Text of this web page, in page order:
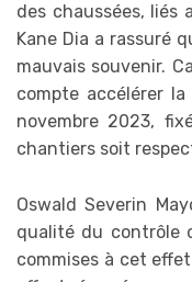
des chaussées, liés
Kane Dia a rassuré
mauvais souvenir.
compte accélérer
novembre 2023,
chantiers soit
Oswald Severin
qualité du contrôle
commises à cet